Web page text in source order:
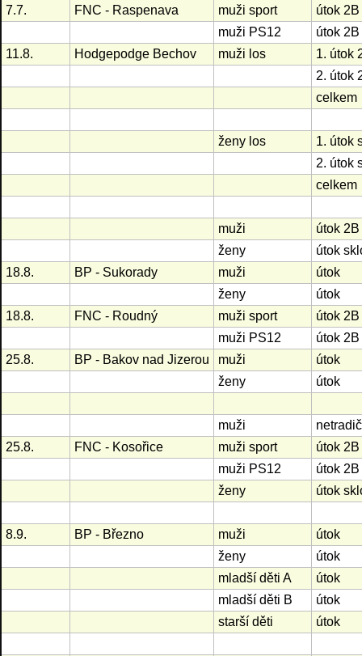
7.7.
FNC - Raspenava muži sport
útok
muži PS12
útok
11.8.
Hodgepodge Bechov muži los
1. útok
2. útok
celkem
ženy los
1. útok
2. útok
celkem
muži
útok
ženy
útok
18.8.
BP - Sukorady muži
útok
ženy
útok
18.8.
FNC - Roudný muži sport
útok
muži PS12
útok
25.8.
BP - Bakov nad Jizerou muži
útok
ženy
útok
muži
25.8.
FNC - Kosořice muži sport
útok
muži PS12
útok
ženy
útok
8.9. BP - Březno muži
útok
ženy
útok
mladší děti A
útok
mladší děti B
útok
starší děti
útok